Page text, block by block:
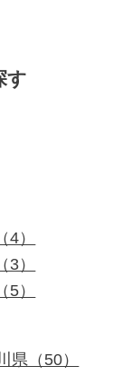
す
4）
3）
5）
県（50）